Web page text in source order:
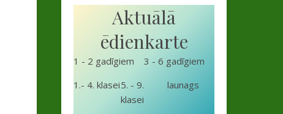
Aktuālā
ēdienkarte
1 - 2 gadīgiem
3 - 6 gadīgiem
1.- 4. klasei5. - 9.
klasei
launags